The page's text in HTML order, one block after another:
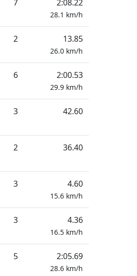
7 2:08.22
28.1 km/h
2 13.85
26.0 km/h
6 2:00.53
29.9 km/h
3 42.60
2 36.40
3 4.60
15.6 km/h
3 4.36
16.5 km/h
5 2:05.69
28.6 km/h